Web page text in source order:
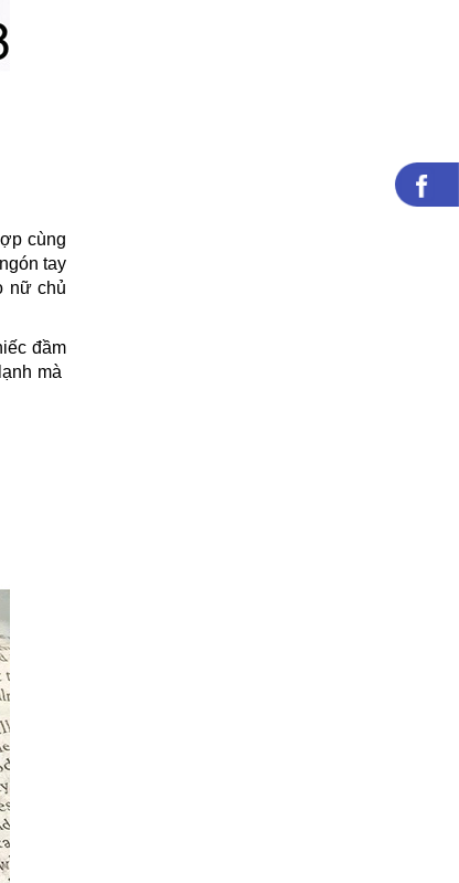
cùng
tay
nữ chủ
đầm
mà